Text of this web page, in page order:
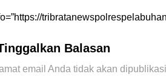
Balasan
email Anda tidak akan